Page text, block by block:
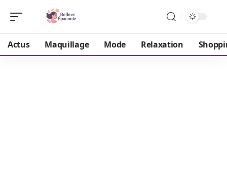
Actus Maquillage Mode Relaxation